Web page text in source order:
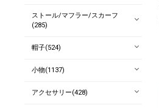
ストール/マフラー/スカーフ
(285)
帽子(524)
小物(1137)
アクセサリー(428)